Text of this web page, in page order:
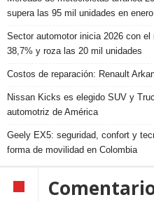
supera las 95 mil unidades en enero
Sector automotor inicia 2026 con
38,7% y roza las 20 mil unidades
Costos de reparación: Renault
Nissan Kicks es elegido SUV y
automotriz de América
Geely EX5: seguridad, confort y
forma de movilidad en Colombia